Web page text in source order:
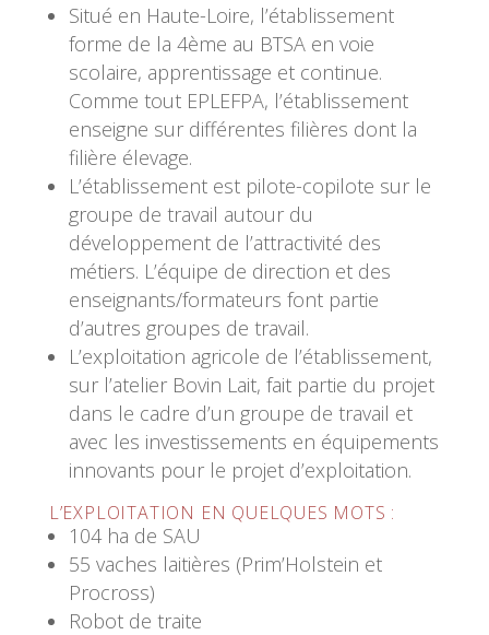
Situé en Haute-Loire, l’établissement
forme de la 4ème au BTSA en voie
scolaire, apprentissage et continue.
Comme tout EPLEFPA, l’établissement
enseigne sur différentes filières dont la
filière élevage.
L’établissement est pilote-copilote sur le
groupe de travail autour du
développement de l’attractivité des
métiers. L’équipe de direction et des
enseignants/formateurs font partie
d’autres groupes de travail.
L’exploitation agricole de l’établissement,
sur l’atelier Bovin Lait, fait partie du projet
dans le cadre d’un groupe de travail et
avec les investissements en équipements
innovants pour le projet d’exploitation.
L’EXPLOITATION EN QUELQUES MOTS :
104 ha de SAU
55 vaches laitières (Prim’Holstein et
Procross)
Robot de traite